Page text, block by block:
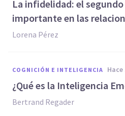
La infidelidad: el
importante en las
Lorena Pérez
COGNICIÓN E INTELIGENCIA
¿Qué es la Inteligencia
Bertrand Regader